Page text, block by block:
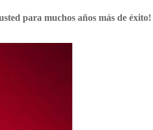
para muchos años más de éxito!